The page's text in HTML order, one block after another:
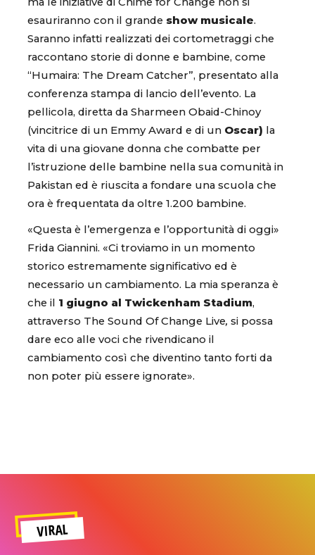
esauriranno con il grande show musicale.
Saranno infatti realizzati dei cortometraggi che
raccontano storie di donne e bambine, come
“Humaira: The Dream Catcher”, presentato alla
conferenza stampa di lancio dell’evento. La
pellicola, diretta da Sharmeen Obaid-Chinoy
(vincitrice di un Emmy Award e di un Oscar) la
vita di una giovane donna che combatte per
l’istruzione delle bambine nella sua comunità in
Pakistan ed è riuscita a fondare una scuola che
ora è frequentata da oltre 1.200 bambine.
«Questa è l’emergenza e l’opportunità di oggi»
Frida Giannini. «Ci troviamo in un momento
storico estremamente significativo ed è
necessario un cambiamento. La mia speranza è
che il 1 giugno al Twickenham Stadium,
attraverso The Sound Of Change Live, si possa
dare eco alle voci che rivendicano il
cambiamento così che diventino tanto forti da
non poter più essere ignorate».
VIRAL